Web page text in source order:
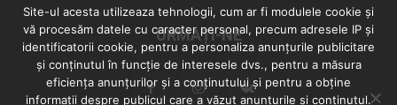
URMAȚI-NE
Site-ul acesta utilizeaza tehnologii, cum ar fi modulele cookie și
vă procesăm datele cu caracter personal, precum adresele IP și
identificatorii cookie, pentru a personaliza anunțurile publicitare
și conținutul în funcție de interesele dvs., pentru a măsura
eficiența anunțurilor și a conținutului și pentru a obține
informații despre publicul care a văzut anunțurile și conținutul.